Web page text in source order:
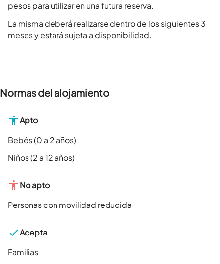
pesos para utilizar en una futura reserva.
La misma deberá realizarse dentro de los siguientes 3
meses y estará sujeta a disponibilidad.
Normas del alojamiento
Apto
Bebés (0 a 2 años)
Niños (2 a 12 años)
No apto
Personas con movilidad reducida
Acepta
Familias